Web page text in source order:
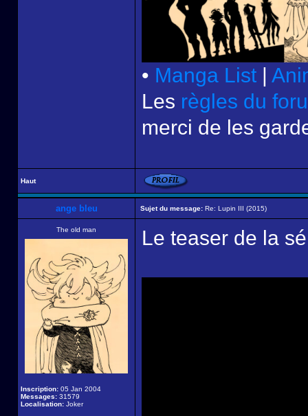
• Manga List |
Les règles du
merci de les
Haut
ange bleu Sujet du message: Re: Lupin III (2015)
The old man
Inscription: 05 Jan 2004
Messages: 31579
Localisation: Joker
Le teaser de la